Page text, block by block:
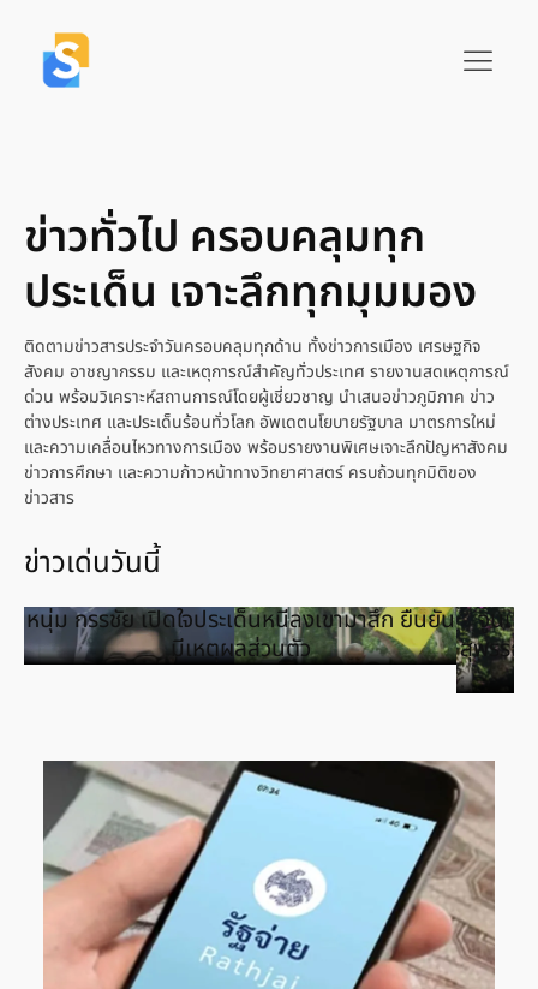
ข่าวทั่วไป ครอบคลุมทุก
ประเด็น เจาะลึกทุกมุมมอง
ติดตามข่าวสารประจำวันครอบคลุมทุกด้าน ทั้งข่าวการเมือง เศรษฐกิจ
สังคม อาชญากรรม และเหตุการณ์สำคัญทั่วประเทศ รายงานสดเหตุการณ์
ด่วน พร้อมวิเคราะห์สถานการณ์โดยผู้เชี่ยวชาญ นำเสนอข่าวภูมิภาค ข่าว
ต่างประเทศ และประเด็นร้อนทั่วโลก อัพเดตนโยบายรัฐบาล มาตรการใหม่
และความเคลื่อนไหวทางการเมือง พร้อมรายงานพิเศษเจาะลึกปัญหาสังคม
ข่าวการศึกษา และความก้าวหน้าทางวิทยาศาสตร์ ครบถ้วนทุกมิติของ
ข่าวสาร
ข่าวเด่นวันนี้
หนุ่ม กรรชัย เปิดใจประเด็นหนีลงเขามาสึก ยืนยัน
มีเหตุผลส่วนตัว
จูนเห
สุพรรณ